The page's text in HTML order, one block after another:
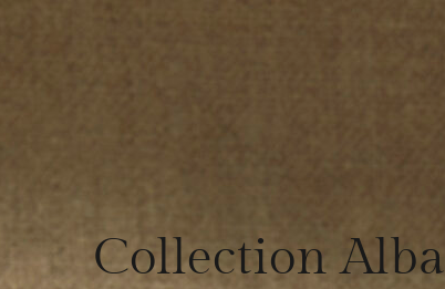
Collection Alba